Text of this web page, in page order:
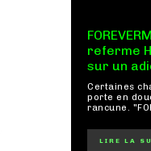
referme
sur un
Certaines
porte en
rancune.
LIRE LA